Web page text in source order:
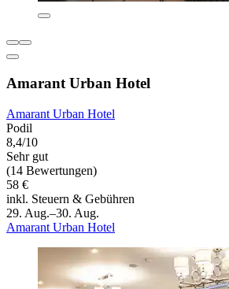
Amarant Urban Hotel
Amarant Urban Hotel
Podil
8,4/10
Sehr gut
(14 Bewertungen)
58 €
inkl. Steuern & Gebühren
29. Aug.–30. Aug.
Amarant Urban Hotel